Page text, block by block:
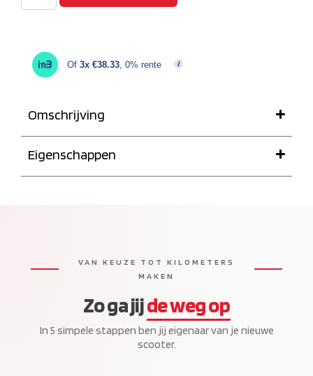
Of 3x €38.33 , 0% rente
Omschrijving
Eigenschappen
VAN KEUZE TOT KILOMETERS
MAKEN
Zo ga jijde weg op
In 5 simpele stappen ben jij eigenaar van je nieuwe
scooter.